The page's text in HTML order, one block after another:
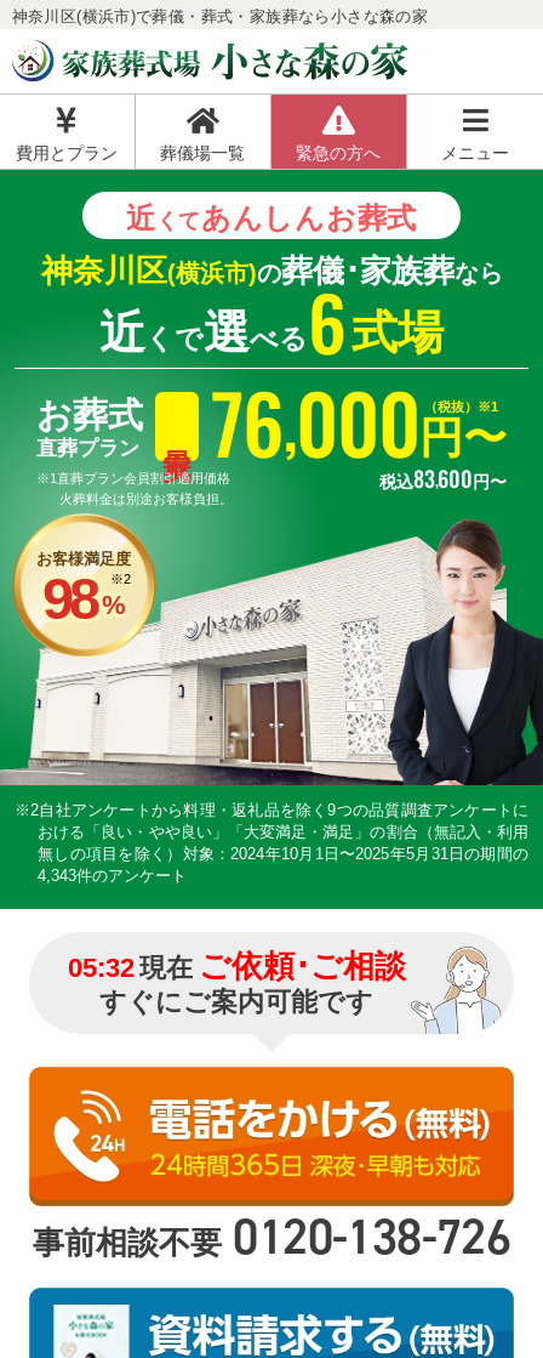
神奈川区(横浜市)で葬儀・葬式・家族葬なら小さな森の家
費用とプラン 葬儀場一覧 緊急の方へ メニュー
近 くてあんしんお葬式
神奈川区(横浜市)の葬儀･家族葬なら
近 くで選べる 6式場
お葬式
直葬プラン 76,000 円〜
（税抜）※1
税込83,600 円〜
※1直葬プラン会員割引適用価格
火葬料金は別途お客様負担。
お客様満足度
98%
※2
※2自社アンケートから料理・返礼品を除く9つの品質調査アンケートに
おける「良い・やや良い」「大変満足・満足」の割合（無記入・利用
無しの項目を除く） 対象：2024年10月1日〜2025年5月31日の期間の
4,343件のアンケート
05:32現在 ご依頼･ご相談
すぐにご案内可能です
事前相談不要 0120-138-726